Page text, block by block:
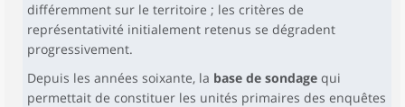
différemment sur le territoire ; les critères de
représentativité initialement retenus se dégradent
progressivement.
Depuis les années soixante, la base de sondage qui
permettait de constituer les unités primaires des enquêtes